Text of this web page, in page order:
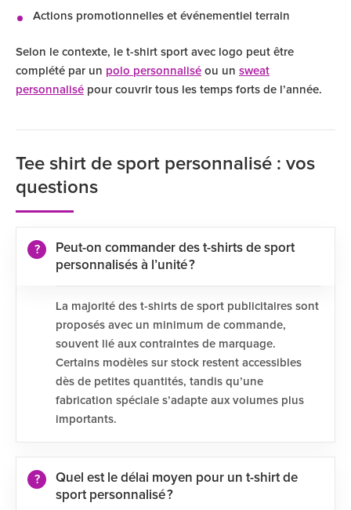
Actions promotionnelles et événementiel terrain
Selon le contexte, le t-shirt sport avec logo peut être
complété par un polo personnalisé ou un sweat
personnalisé pour couvrir tous les temps forts de l’année.
Tee shirt de sport personnalisé : vos
questions
Peut-on commander des t-shirts de sport
personnalisés à l’unité ?
La majorité des t-shirts de sport publicitaires sont
proposés avec un minimum de commande,
souvent lié aux contraintes de marquage.
Certains modèles sur stock restent accessibles
dès de petites quantités, tandis qu’une
fabrication spéciale s’adapte aux volumes plus
importants.
Quel est le délai moyen pour un t-shirt de
sport personnalisé ?